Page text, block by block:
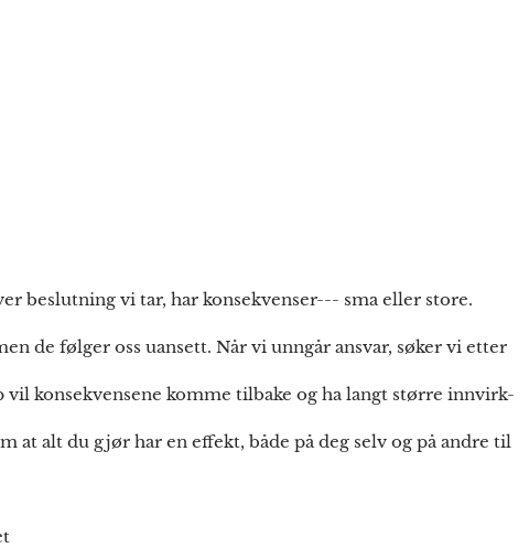
beslutning vi tar, har konsekvenser--- sma eller store.
de følger oss uansett. Når vi unngår ansvar, søker vi etter
konsekvensene komme tilbake og ha langt større innvirk-
at alt du gjør har en effekt, både på deg selv og på andre til